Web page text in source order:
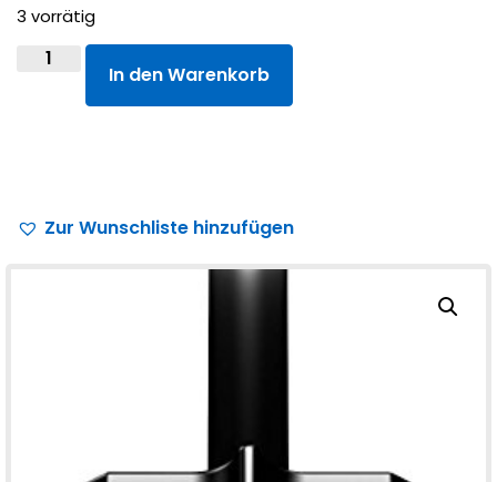
3 vorrätig
In den Warenkorb
Zur Wunschliste hinzufügen